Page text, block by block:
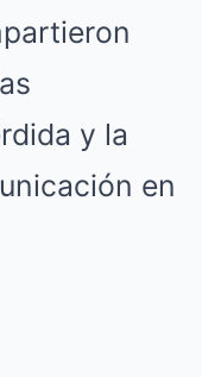
y la
en